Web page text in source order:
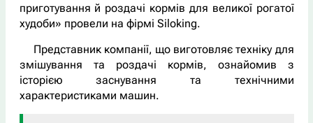
приготування й роздачі кормів для великої рогатої
худоби» провели на фірмі Siloking.
Представник компанії, що виготовляє техніку для
змішування та роздачі кормів, ознайомив з
історією заснування та технічними
характеристиками машин.